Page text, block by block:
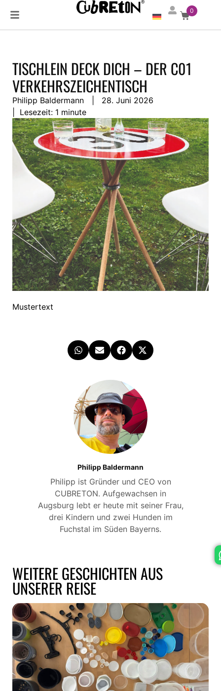
0
TISCHLEIN DECK DICH – DER C01
VERKEHRSZEICHENTISCH
Philipp Baldermann
28. Juni 2026
| Lesezeit: 1 minute
Mustertext
Philipp Baldermann
Philipp ist Gründer und CEO von
CUBRETON. Aufgewachsen in
Augsburg lebt er heute mit seiner Frau,
drei Kindern und zwei Hunden im
Fuchstal im Süden Bayerns.
WEITERE GESCHICHTEN AUS
UNSERER REISE
ANMELDEN
Email or Username
Anmelden